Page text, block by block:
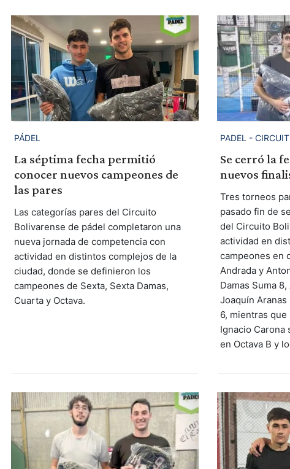
PÁDEL
La séptima fecha permitió
conocer nuevos campeones de
las pares
Las categorías pares del Circuito
Bolivarense de pádel completaron una
nueva jornada de competencia con
actividad en distintos complejos de la
ciudad, donde se definieron los
campeones de Sexta, Sexta Damas,
Cuarta y Octava.
PADEL -
Se cerró la
nuevos
Tres torneos
pasado fin de
del Circuito
actividad en
campeones en
Andrada y
Damas Suma
Joaquín
6, mientras que
Ignacio Carona
en Octava B y